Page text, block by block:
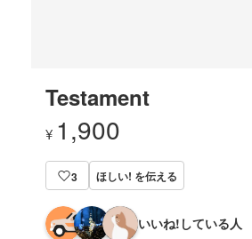
Testament
¥ 1,900
3 ほしい! を伝える
いいね!している人